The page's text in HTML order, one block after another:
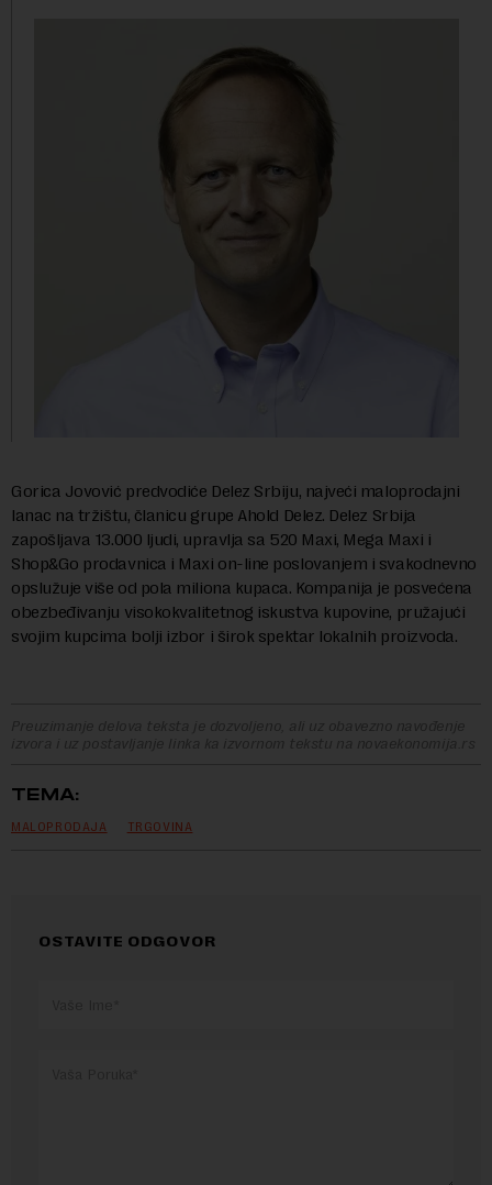
Gorica Jovović predvodiće Delez Srbiju, najveći maloprodajni
lanac na tržištu, članicu grupe Ahold Delez. Delez Srbija
zapošljava 13.000 ljudi, upravlja sa 520 Maxi, Mega Maxi i
Shop&Go prodavnica i Maxi on-line poslovanjem i svakodnevno
opslužuje više od pola miliona kupaca. Kompanija je posvećena
obezbeđivanju visokokvalitetnog iskustva kupovine, pružajući
svojim kupcima bolji izbor i širok spektar lokalnih proizvoda.
Preuzimanje delova teksta je dozvoljeno, ali uz obavezno navođenje
izvora i uz postavljanje linka ka izvornom tekstu na novaekonomija.rs
TEMA:
MALOPRODAJA TRGOVINA
OSTAVITE ODGOVOR